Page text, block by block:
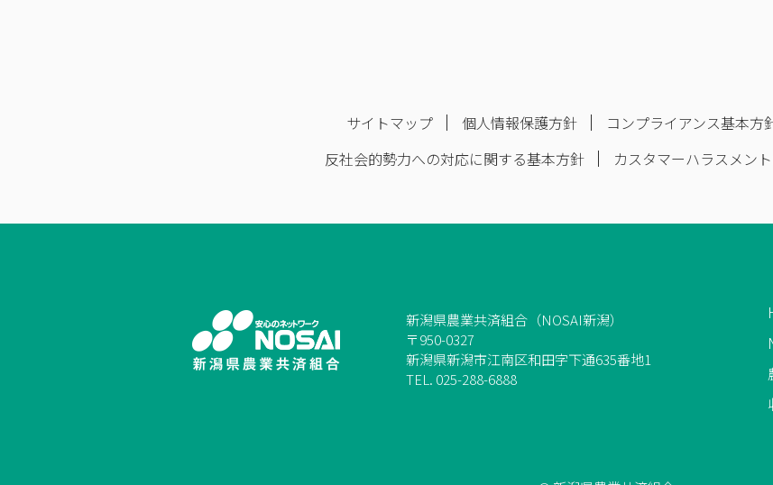
サイトマップ 個人情報保護方針 コンプライアンス基本方
反社会的勢力への対応に関する基本方針
カスタマーハラスメン
新潟県農業共済組合（NOSAI新潟）
〒950-0327
新潟県新潟市江南区和田字下通635番地1
TEL. 025-288-6888